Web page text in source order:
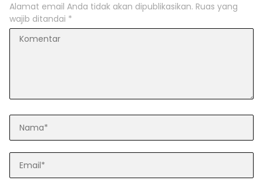
Alamat email Anda tidak akan dipublikasikan. Ruas yang
wajib ditandai *